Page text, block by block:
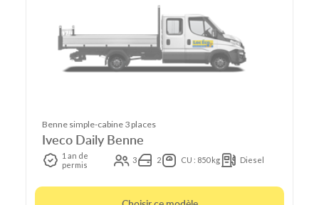
Benne simple-cabine 3 places
Iveco Daily Benne
1 an de
permis
3 2 CU : 850 kg Diesel